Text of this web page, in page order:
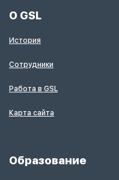
О GSL
История
Сотрудники
Работа в GSL
Карта сайта
Образование